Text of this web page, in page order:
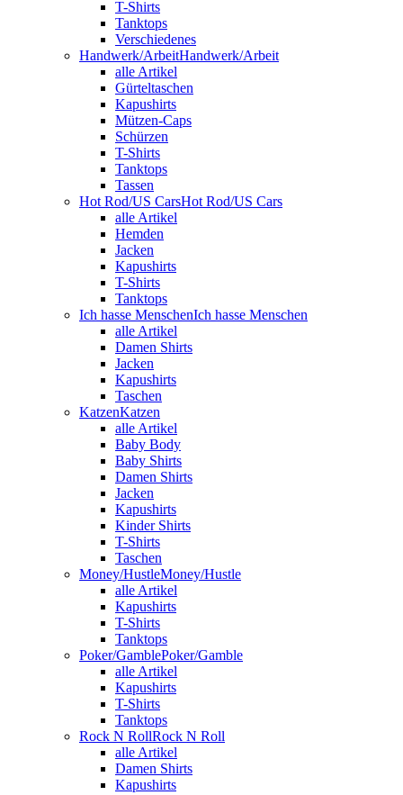
T-Shirts
Tanktops
Verschiedenes
Handwerk/ArbeitHandwerk/Arbeit
alle Artikel
Gürteltaschen
Kapushirts
Mützen-Caps
Schürzen
T-Shirts
Tanktops
Tassen
Hot Rod/US CarsHot Rod/US Cars
alle Artikel
Hemden
Jacken
Kapushirts
T-Shirts
Tanktops
Ich hasse MenschenIch hasse Menschen
alle Artikel
Damen Shirts
Jacken
Kapushirts
Taschen
KatzenKatzen
alle Artikel
Baby Body
Baby Shirts
Damen Shirts
Jacken
Kapushirts
Kinder Shirts
T-Shirts
Taschen
Money/HustleMoney/Hustle
alle Artikel
Kapushirts
T-Shirts
Tanktops
Poker/GamblePoker/Gamble
alle Artikel
Kapushirts
T-Shirts
Tanktops
Rock N RollRock N Roll
alle Artikel
Damen Shirts
Kapushirts